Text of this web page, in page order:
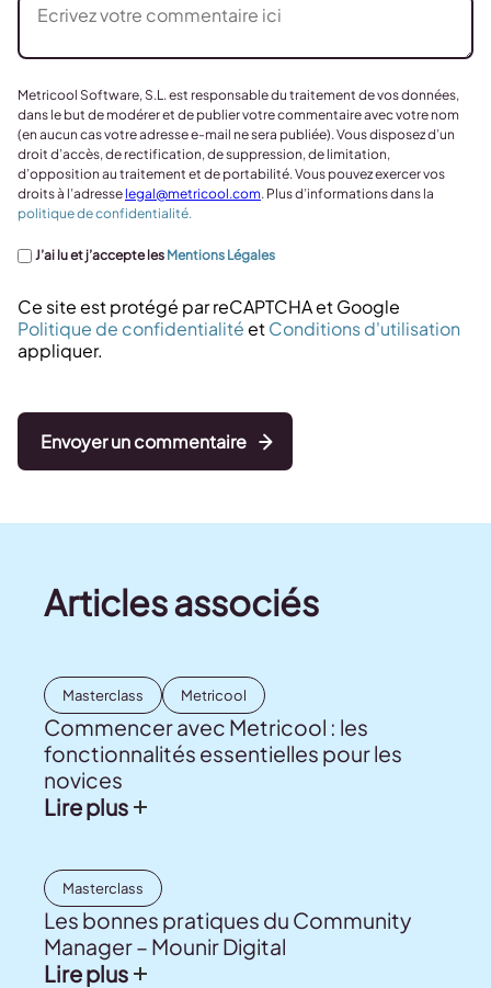
Metricool Software, S.L. est responsable du traitement de vos données,
dans le but de modérer et de publier votre commentaire avec votre nom
(en aucun cas votre adresse e-mail ne sera publiée). Vous disposez d’un
droit d’accès, de rectification, de suppression, de limitation,
d’opposition au traitement et de portabilité. Vous pouvez exercer vos
droits à l’adresse legal@metricool.com. Plus d’informations dans la
politique de confidentialité.
J’ai lu et j’accepte les Mentions Légales
Ce site est protégé par reCAPTCHA et Google
Politique de confidentialitéetConditions d'utilisation
appliquer.
Envoyer un commentaire
Articles associés
Masterclass Metricool
Commencer avec Metricool : les
fonctionnalités essentielles pour les
novices
Lire plus
Masterclass
Les bonnes pratiques du Community
Manager – Mounir Digital
Lire plus